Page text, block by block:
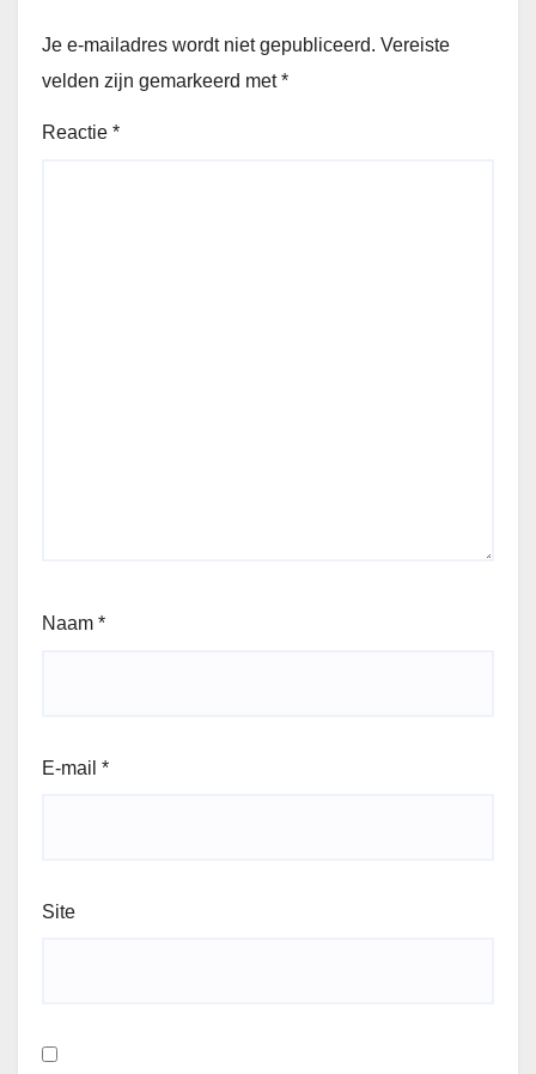
Je e-mailadres wordt niet gepubliceerd. Vereiste
velden zijn gemarkeerd met*
Reactie *
Naam *
E-mail *
Site